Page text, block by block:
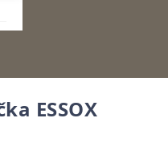
ESSOX